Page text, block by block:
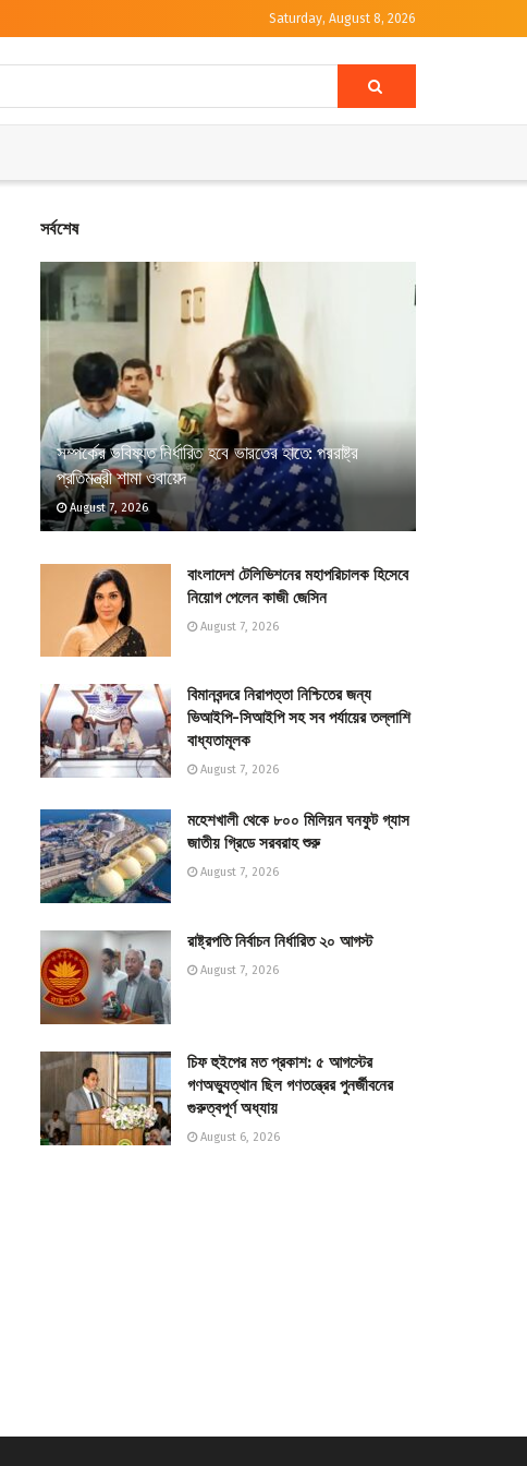
Saturday, August 8, 2026
সর্বশেষ
সম্পর্কের ভবিষ্যত নির্ধারিত হবে ভারতের হাতে: পররাষ্ট্র
প্রতিমন্ত্রী শামা ওবায়েদ
August 7, 2026
বাংলাদেশ টেলিভিশনের মহাপরিচালক হিসেবে
নিয়োগ পেলেন কাজী জেসিন
August 7, 2026
বিমানবন্দরে নিরাপত্তা নিশ্চিতের জন্য
ভিআইপি-সিআইপি সহ সব পর্যায়ের তল্লাশি
বাধ্যতামূলক
August 7, 2026
মহেশখালী থেকে ৮০০ মিলিয়ন ঘনফুট গ্যাস
জাতীয় গ্রিডে সরবরাহ শুরু
August 7, 2026
রাষ্ট্রপতি নির্বাচন নির্ধারিত ২০ আগস্ট
August 7, 2026
চিফ হুইপের মত প্রকাশ: ৫ আগস্টের
গণঅভ্যুত্থান ছিল গণতন্ত্রের পুনর্জীবনের
গুরুত্বপূর্ণ অধ্যায়
August 6, 2026